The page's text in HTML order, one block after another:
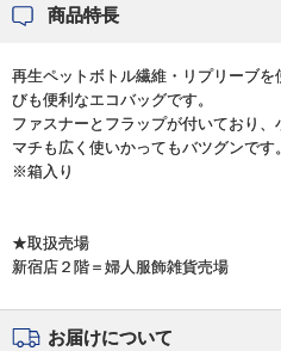
商品特長
再生ペットボトル繊維・リプリーブ
びも便利なエコバッグです。
ファスナーとフラップが付いており、
マチも広く使いかってもバツグンです。
※箱入り
★取扱売場
新宿店２階＝婦人服飾雑貨売場
お届けについて